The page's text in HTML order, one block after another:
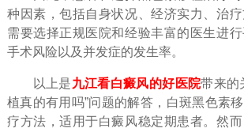
种因素，包括自身状况、经济实力、治
需要选择正规医院和经验丰富的医生进
手术风险以及并发症的发生率。
以上是九江看白癜风的好医院带来的
植真的有用吗”问题的解答，白斑黑色素
疗方法，适用于白癜风稳定期患者。然